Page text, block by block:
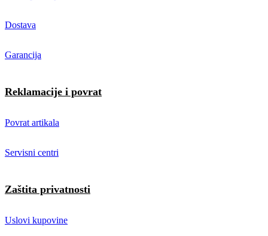
Dostava
Garancija
Reklamacije i povrat
Povrat artikala
Servisni centri
Zaštita privatnosti
Uslovi kupovine